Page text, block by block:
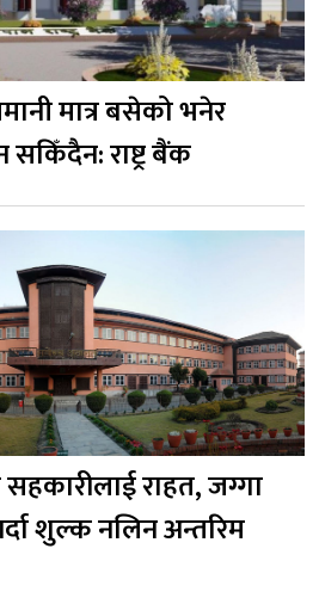
मात्र बसेको भनेर
राष्ट्र बैंक
राहत, जग्गा
शुल्क नलिन अन्तरिम